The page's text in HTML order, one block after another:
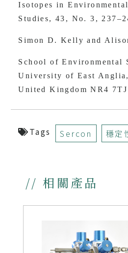
Isotopes in
Studies, 43, No. 3,
Simon D. Kelly and
School of Environmental
University of East
United Kingdom NR4 7TJ
Tags Sercon 穩定
// 相關產品